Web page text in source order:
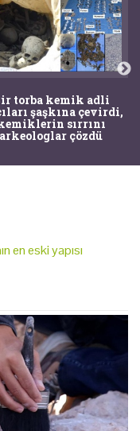
torba kemik adli
şaşkına çevirdi,
sırrını
arkeologlar çözdü
en eski yapısı